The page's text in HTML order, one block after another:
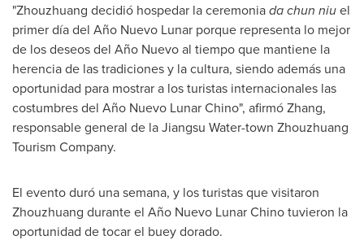
"Zhouzhuang decidió hospedar la ceremoniada chun niuel
primer día del Año Nuevo Lunar porque representa lo mejor
de los deseos del Año Nuevo al tiempo que mantiene la
herencia de las tradiciones y la cultura, siendo además una
oportunidad para mostrar a los turistas internacionales las
costumbres del Año Nuevo Lunar Chino", afirmó Zhang,
responsable general de la Jiangsu Water-town Zhouzhuang
Tourism Company.
El evento duró una semana, y los turistas que visitaron
Zhouzhuang durante el Año Nuevo Lunar Chino tuvieron la
oportunidad de tocar el buey dorado.